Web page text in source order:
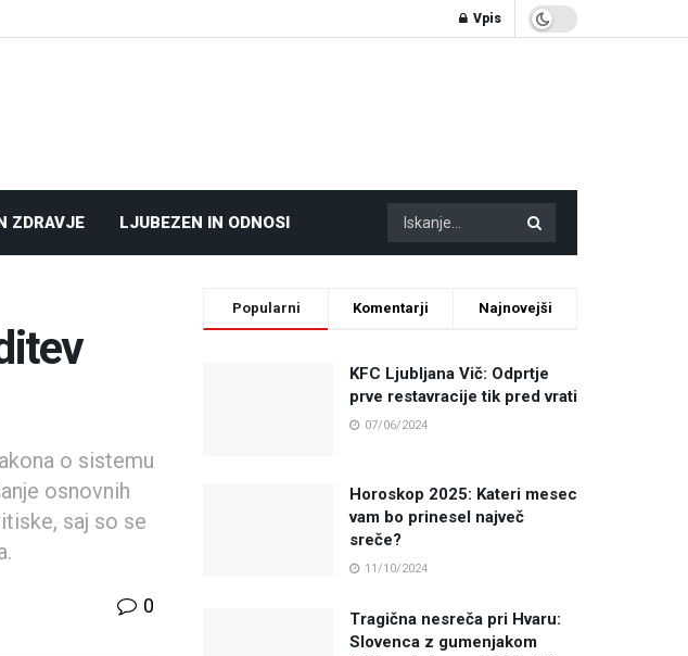
Vpis
ZDRAVJE LJUBEZEN IN ODNOSI
o sistemu
osnovnih
saj so se
0
Popularni Komentarji Najnovejši
KFC Ljubljana Vič: Odprtje
prve restavracije tik pred vrati
07/06/2024
Horoskop 2025: Kateri mesec
vam bo prinesel največ
sreče?
11/10/2024
Tragična nesreča pri Hvaru:
Slovenca z gumenjakom